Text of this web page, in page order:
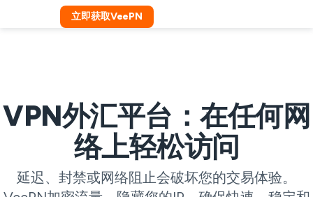
立即获取VeePN
VPN外汇平台：在任何网
络上轻松访问
延迟、封禁或网络阻止会破坏您的交易体验。